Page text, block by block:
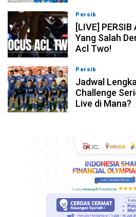
Persib
[LIVE]
Yang Salah
Acl Two!
Persib
Jadwal
Challenge
Live di Mana?